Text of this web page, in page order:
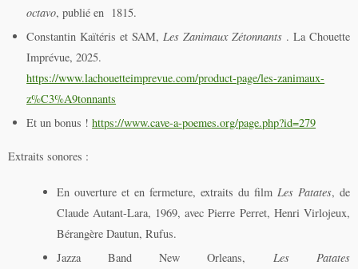
octavo, publié en 1815.
Constantin Kaïtéris et SAM, Les Zanimaux Zétonnants . La Chouette
Imprévue, 2025.
https://www.lachouetteimprevue.com/product-page/les-zanimaux-
z%C3%A9tonnants
Et un bonus !https://www.cave-a-poemes.org/page.php?id=279
Extraits sonores :
En ouverture et en fermeture, extraits du film Les Patates, de
Claude Autant-Lara, 1969, avec Pierre Perret, Henri Virlojeux,
Bérangère Dautun, Rufus.
Jazza Band New Orleans, Les Patates